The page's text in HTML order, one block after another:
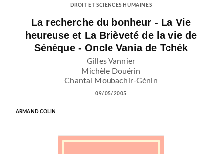
DROIT ET SCIENCES HUMAINES
La recherche du bonheur - La Vie
heureuse et La Brièveté de la vie de
Sénèque - Oncle Vania de Tchék
Gilles Vannier
Michèle Douérin
Chantal Moubachir-Génin
09/05/2005
ARMAND COLIN